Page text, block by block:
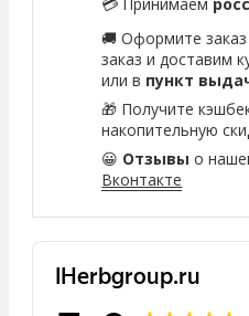
🚚 Оформите
заказ и доставим
или в пункт
🎁 Получите
накопительную
😀 Отзывы о
Вконтакте